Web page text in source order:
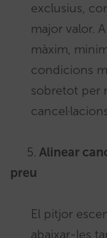
exclusius,
major valor.
màxim,
condicions
sobretot per
5. Alinear
preu
El pitjor
abaixar-les